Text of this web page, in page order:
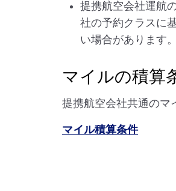
提携航空会社運航
社の予約クラスに
い場合があります。
マイルの積算
提携航空会社共通のマ
マイル積算条件